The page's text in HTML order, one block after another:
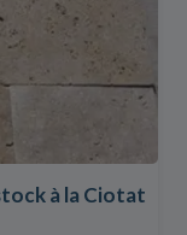
à la Ciotat